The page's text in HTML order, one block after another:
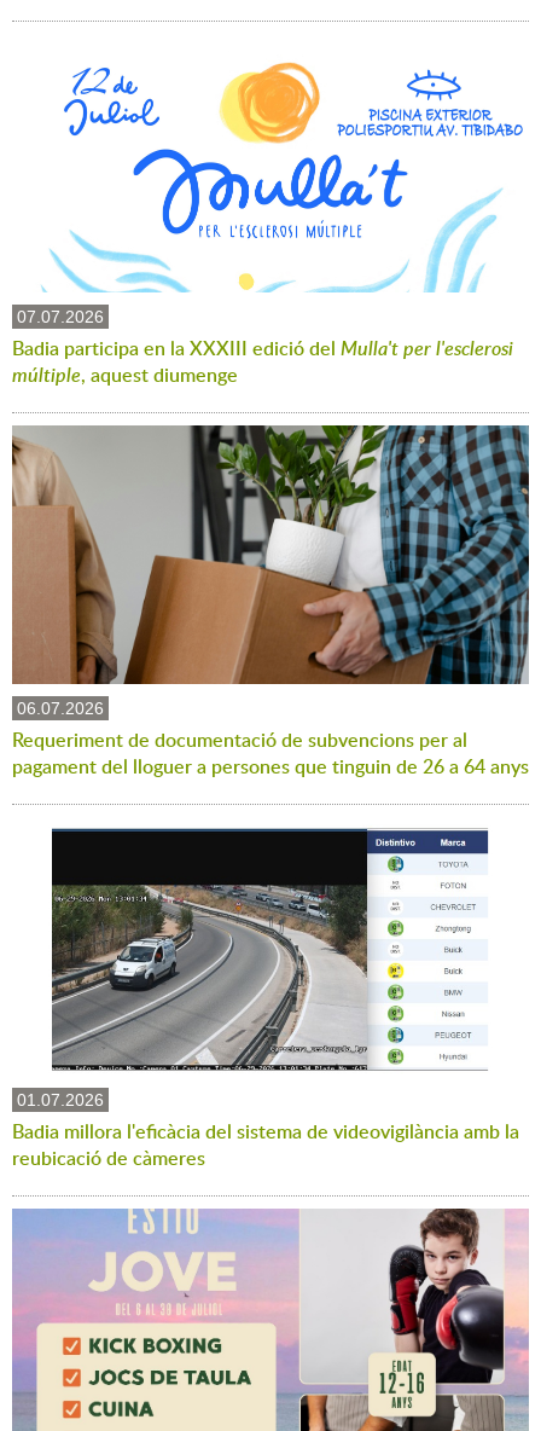
07.07.2026
Badia participa en la XXXIII edició del Mulla't per l'esclerosi
múltiple, aquest diumenge
06.07.2026
Requeriment de documentació de subvencions per al
pagament del lloguer a persones que tinguin de 26 a 64 anys
01.07.2026
Badia millora l'eficàcia del sistema de videovigilància amb la
reubicació de càmeres